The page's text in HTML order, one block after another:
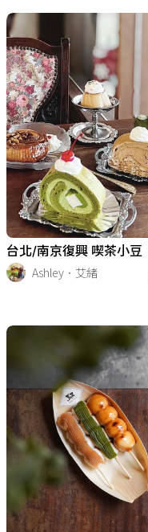
台北/南京復興 喫茶小豆
Ashley．艾緒